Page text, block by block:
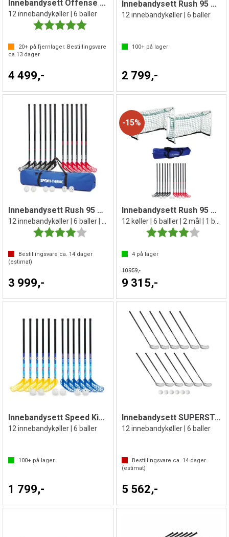
Innebandysett Offense 95 cm
12 innebandykøller | 6 baller
Karakter:
5.0 av 5 mulige
20+ på fjernlager. Bestillingsvare
ca.13 dager
4 499,-
Innebandysett Rush 95 cm
12 innebandykøller | 6 baller
100+på lager
2 799,-
Innebandysett Rush 95 cm
Karakter:
4.0 av 5 mulige
Bestillingsvare ca. 14 dager
(estimat)
3 999,-
15%
Innebandysett Rush 95 cm med mål
Karakter:
4på lager
10 959,-
9 315,-
Innebandysett Speed Kids 80 cm
12 innebandykøller | 6 baller
100+ på lager
1 799,-
Innebandysett SUPERSTAR 30 100 cm IFF
12 innebandykøller | 6 baller
Bestillingsvare ca. 14dager
(estimat)
5 562,-